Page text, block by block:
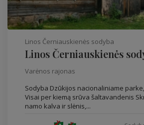
Linos Černiauskienės sodyba
Linos Černiauskienės
Varėnos rajonas
Sodyba Dzūkijos nacionaliniame
Visai per kiemą srūva šaltavandenis
namo kalva ir slėnis,...